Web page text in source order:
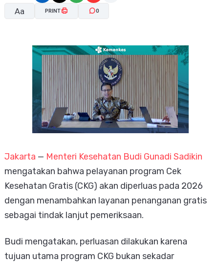
Aa
A- A+
PRINT 0
Jakarta — Menteri Kesehatan Budi Gunadi Sadikin
mengatakan bahwa pelayanan program Cek
Kesehatan Gratis (CKG) akan diperluas pada 2026
dengan menambahkan layanan penanganan gratis
sebagai tindak lanjut pemeriksaan.
Budi mengatakan, perluasan dilakukan karena
tujuan utama program CKG bukan sekadar